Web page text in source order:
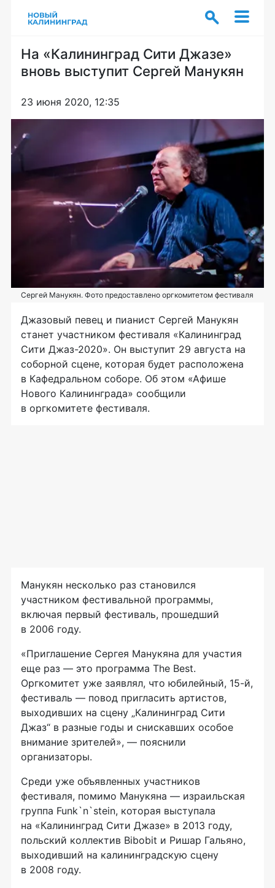
На «Калининград Сити Джазе»
вновь выступит Сергей Манукян
23 июня 2020, 12:35
Сергей Манукян. Фото предоставлено оргкомитетом фестиваля
Джазовый певец и пианист Сергей Манукян
станет участником фестиваля «Калининград
Сити Джаз-2020». Он выступит 29 августа на
соборной сцене, которая будет расположена
в Кафедральном соборе. Об этом «Афише
Нового Калининграда» сообщили
в оргкомитете фестиваля.
Манукян несколько раз становился
участником фестивальной программы,
включая первый фестиваль, прошедший
в 2006 году.
«Приглашение Сергея Манукяна для участия
еще раз — это программа The Best.
Оргкомитет уже заявлял, что юбилейный, 15-й,
фестиваль — повод пригласить артистов,
выходивших на сцену „Калининград Сити
Джаз“ в разные годы и снискавших особое
внимание зрителей», — пояснили
организаторы.
Среди уже объявленных участников
фестиваля, помимо Манукяна — израильская
группа Funk`n`stein, которая выступала
на «Калининград Сити Джазе» в 2013 году,
польский коллектив Bibobit и Ришар Гальяно,
выходивший на калининградскую сцену
в 2008 году.